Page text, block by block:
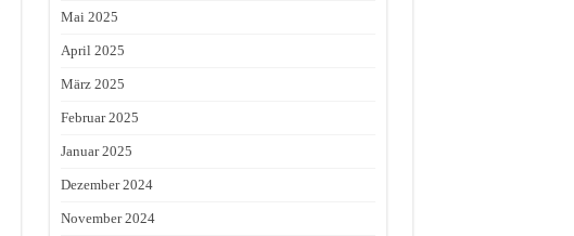
Mai 2025
April 2025
März 2025
Februar 2025
Januar 2025
Dezember 2024
November 2024